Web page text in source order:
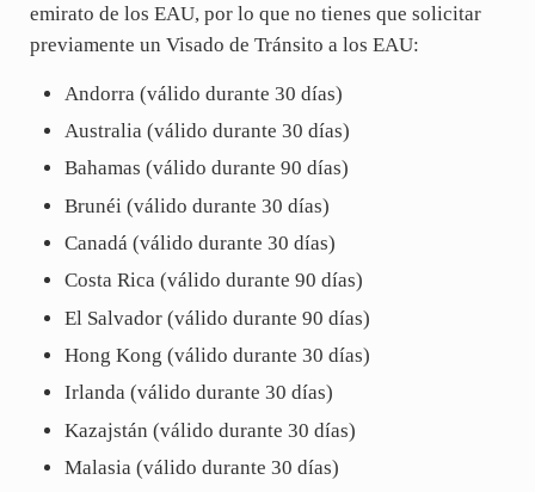
emirato de los EAU, por lo que no tienes que solicitar
previamente un Visado de Tránsito a los EAU:
Andorra (válido durante 30 días)
Australia (válido durante 30 días)
Bahamas (válido durante 90 días)
Brunéi (válido durante 30 días)
Canadá (válido durante 30 días)
Costa Rica (válido durante 90 días)
El Salvador (válido durante 90 días)
Hong Kong (válido durante 30 días)
Irlanda (válido durante 30 días)
Kazajstán (válido durante 30 días)
Malasia (válido durante 30 días)